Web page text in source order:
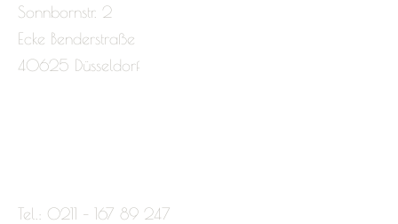
Sonnbornstr. 2
Ecke Benderstraße
40625 Düsseldorf
Tel.: 0211 – 167 89 247